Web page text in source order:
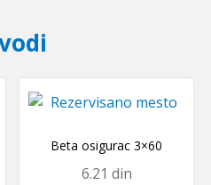
Beta osigurac 3×60
6.21 din